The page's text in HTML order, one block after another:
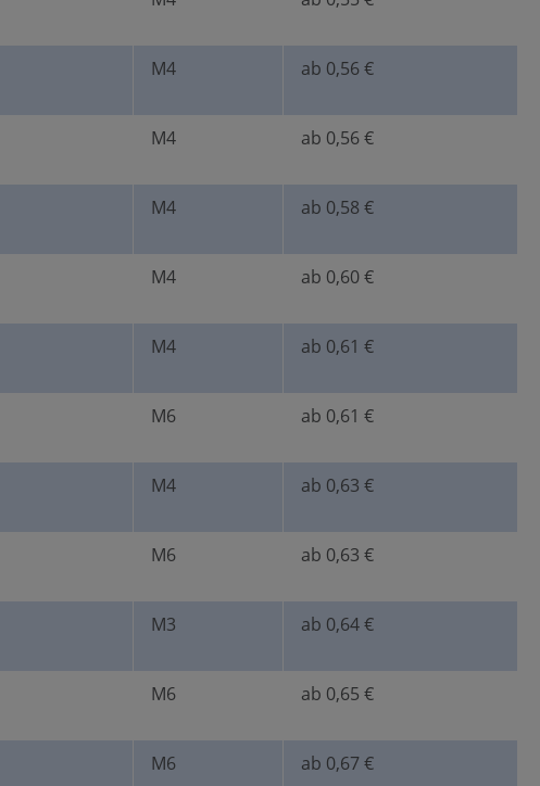
M4 ab 0,56 €
M4 ab 0,56 €
M4 ab 0,58 €
M4 ab 0,60 €
M4 ab 0,61 €
M6 ab 0,61 €
M4 ab 0,63 €
M6 ab 0,63 €
M3 ab 0,64 €
M6 ab 0,65 €
M6 ab 0,67 €